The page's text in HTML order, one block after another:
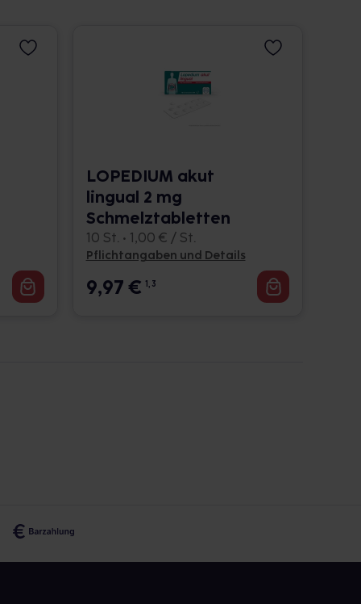
LOPEDIUM akut
lingual 2 mg
Schmelztabletten
10 St. • 1,00 € / St.
Pflichtangaben und Details
9,97€ 1, 3